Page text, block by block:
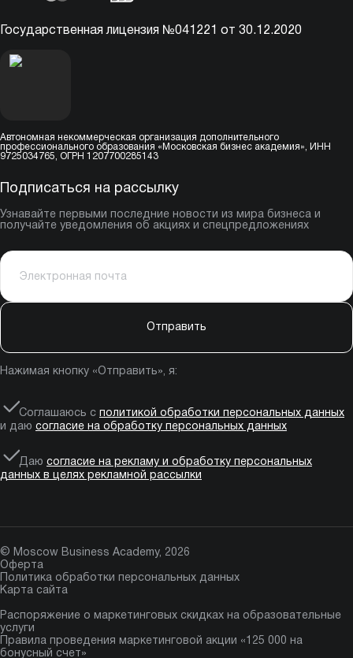
Государственная лицензия №041221 от 30.12.2020
Автономная некоммерческая организация дополнительного
профессионального образования «Московская бизнес академия», ИНН
9725034765, ОГРН 1207700285143
Подписаться на рассылку
Узнавайте первыми последние новости из мира бизнеса и
получайте уведомления об акциях и спецпредложениях
Отправить
Нажимая кнопку «Отправить», я:
Соглашаюсь с политикой обработки персональных данных
и даю согласие на обработку персональных данных
Даю согласие на рекламу и обработку персональных
данных в целях рекламной рассылки
© Moscow Business Academy, 2026
Оферта
Политика обработки персональных данных
Карта сайта
Распоряжение о маркетинговых скидках на образовательные
услуги
Правила проведения маркетинговой акции «125 000 на
бонусный счет»